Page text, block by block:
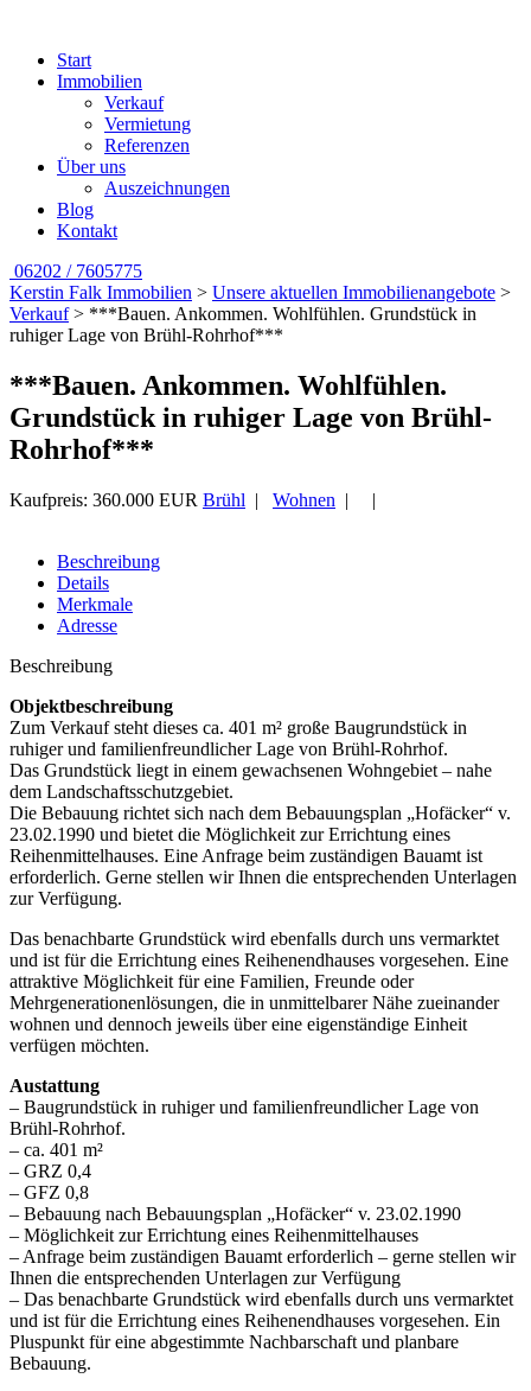
Start
Immobilien
Verkauf
Vermietung
Referenzen
Über uns
Auszeichnungen
Blog
Kontakt
06202 / 7605775
Kerstin Falk Immobilien > Unsere aktuellen Immobilienangebote >
Verkauf> ***Bauen. Ankommen. Wohlfühlen. Grundstück in
ruhiger Lage von Brühl-Rohrhof***
***Bauen. Ankommen. Wohlfühlen.
Grundstück in ruhiger Lage von Brühl-
Rohrhof***
Kaufpreis: 360.000 EUR Brühl | Wohnen | |
Beschreibung
Details
Merkmale
Adresse
Beschreibung
Objektbeschreibung
Zum Verkauf steht dieses ca. 401 m² große Baugrundstück in
ruhiger und familienfreundlicher Lage von Brühl-Rohrhof.
Das Grundstück liegt in einem gewachsenen Wohngebiet – nahe
dem Landschaftsschutzgebiet.
Die Bebauung richtet sich nach dem Bebauungsplan „Hofäcker“ v.
23.02.1990 und bietet die Möglichkeit zur Errichtung eines
Reihenmittelhauses. Eine Anfrage beim zuständigen Bauamt ist
erforderlich. Gerne stellen wir Ihnen die entsprechenden Unterlagen
zur Verfügung.
Das benachbarte Grundstück wird ebenfalls durch uns vermarktet
und ist für die Errichtung eines Reihenendhauses vorgesehen. Eine
attraktive Möglichkeit für eine Familien, Freunde oder
Mehrgenerationenlösungen, die in unmittelbarer Nähe zueinander
wohnen und dennoch jeweils über eine eigenständige Einheit
verfügen möchten.
Austattung
– Baugrundstück in ruhiger und familienfreundlicher Lage von
Brühl-Rohrhof.
– ca. 401 m²
– GRZ 0,4
– GFZ 0,8
– Bebauung nach Bebauungsplan „Hofäcker“ v. 23.02.1990
– Möglichkeit zur Errichtung eines Reihenmittelhauses
– Anfrage beim zuständigen Bauamt erforderlich – gerne stellen wir
Ihnen die entsprechenden Unterlagen zur Verfügung
– Das benachbarte Grundstück wird ebenfalls durch uns vermarktet
und ist für die Errichtung eines Reihenendhauses vorgesehen. Ein
Pluspunkt für eine abgestimmte Nachbarschaft und planbare
Bebauung.